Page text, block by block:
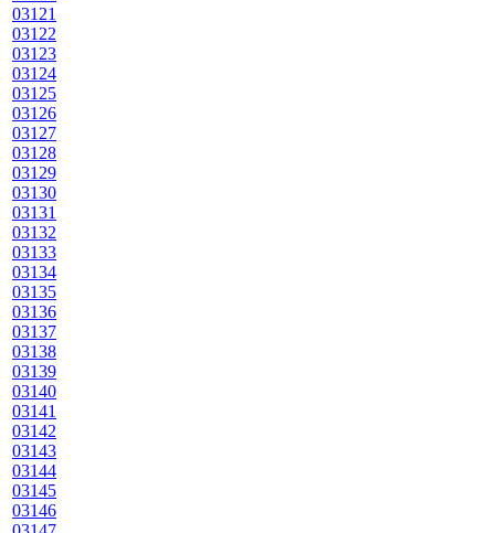
03121
03122
03123
03124
03125
03126
03127
03128
03129
03130
03131
03132
03133
03134
03135
03136
03137
03138
03139
03140
03141
03142
03143
03144
03145
03146